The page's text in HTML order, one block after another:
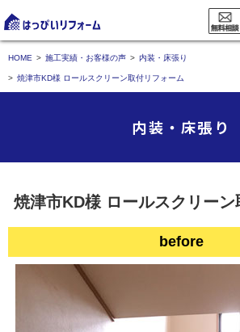
HOME 施工実績・お客様の声 内装・床張り
焼津市KD様 ロールスクリーン取付リフォーム
内装・床張り
焼津市KD様 ロールスクリー
before